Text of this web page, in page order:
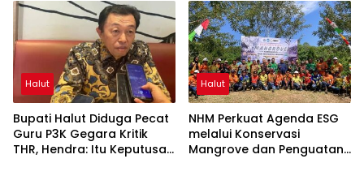
Halut
Bupati Halut Diduga Pecat
Guru P3K Gegara Kritik
THR, Hendra: Itu Keputusan
Halut
NHM Perkuat Agenda ESG
melalui Konservasi
Mangrove dan Penguatan